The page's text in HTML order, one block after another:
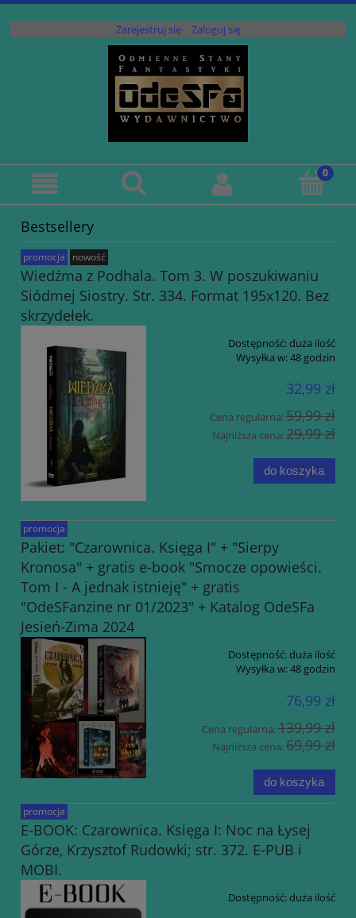
Zarejestruj się Zaloguj się
Bestsellery
Wiedźma z Podhala. Tom 3. W poszukiwaniu
Siódmej Siostry. Str. 334. Format 195x120. Bez
skrzydełek.
Dostępność:duża ilość
Wysyłka w:48 godzin
32,99 zł
Cena regularna: 59,99 zł
Najniższa cena: 29,99 zł
do koszyka
promocja nowość
Pakiet: "Czarownica. Księga I" + "Sierpy
Kronosa" + gratis e-book "Smocze opowieści.
Tom I - A jednak istnieję" + gratis
"OdeSFanzine nr 01/2023" + Katalog OdeSFa
Jesień-Zima 2024
Dostępność:duża ilość
Wysyłka w:48 godzin
76,99 zł
Cena regularna: 139,99 zł
Najniższa cena: 69,99 zł
do koszyka
promocja
E-BOOK: Czarownica. Księga I: Noc na Łysej
Górze, Krzysztof Rudowki; str. 372. E-PUB i
MOBI.
Dostępność:duża ilość
promocja